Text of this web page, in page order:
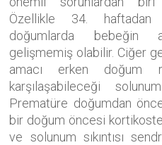
Özellikle 34.
doğumlarda bebeğin
gelişmemiş olabilir. Ciğer
amacı erken doğum
karşılaşabileceği
Prematüre doğumdan
bir doğum öncesi
ve solunum sıkıntısı